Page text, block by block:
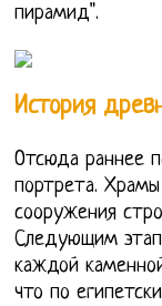
пирамид".
История
Отсюда раннее
портрета.
сооружения
Следующим
каждой
что по